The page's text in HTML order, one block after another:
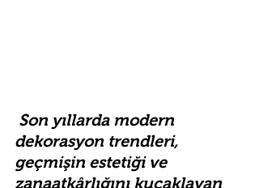
dekorasyon trendleri,
geçmişin estetiği ve
zanaatkârlığını kucaklayan